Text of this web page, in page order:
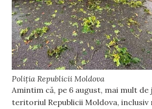
Poliția Republicii Moldova
Amintim că, pe 6 august, mai mult
teritoriul Republicii Moldova, inclusiv